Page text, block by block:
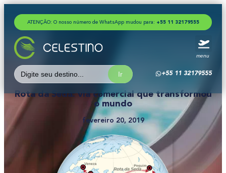
ATENÇÃO: O nosso número de WhatsApp mudou para: + 55 1 1 321 79555
menu
Search
for:
+55 11 32179555
Rota da Seda: via comercial que transformou
o mundo
fevereiro 20, 2019